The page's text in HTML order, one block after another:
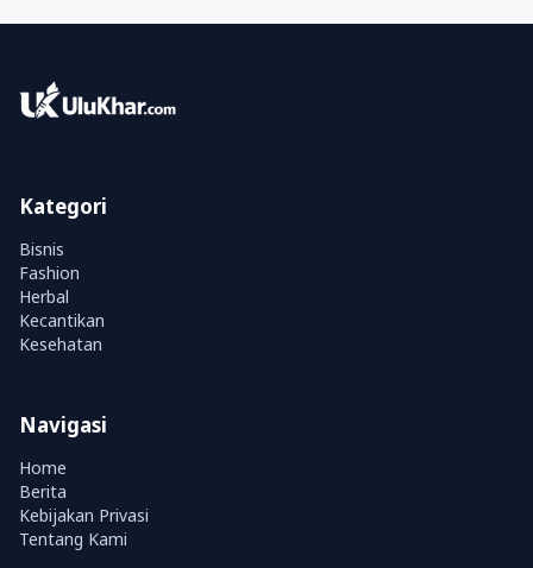
Kategori
Bisnis
Fashion
Herbal
Kecantikan
Kesehatan
Navigasi
Home
Berita
Kebijakan Privasi
Tentang Kami